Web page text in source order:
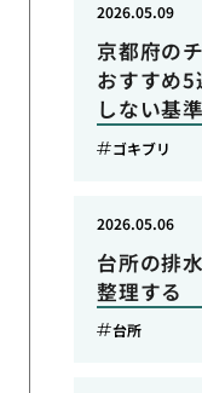
京都府の
おすすめ
しない基
2026.05.09
ゴキブリ
台所の排
整理する
2026.05.06
台所